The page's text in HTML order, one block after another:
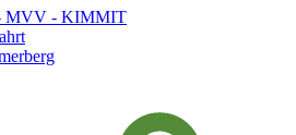
MVV - KIMMIT